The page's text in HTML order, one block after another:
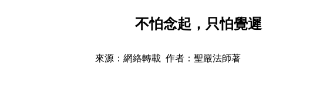
不怕念起，只怕覺遲
來源：網絡轉載 作者：聖嚴法師著